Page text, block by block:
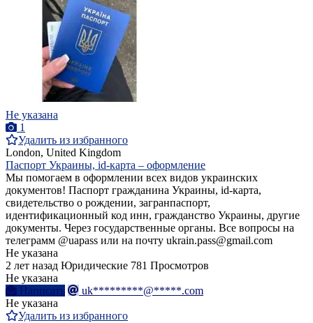
Не указана
1
Удалить из избранного
London, United Kingdom
Паспорт Украины, id-карта – оформление
Мы помогаем в оформлении всех видов украинских
документов! Паспорт гражданина Украины, id-карта,
свидетельство о рождении, загранпаспорт,
идентификационный код инн, гражданство Украины, другие
документы. Через государственные органы. Все вопросы на
телеграмм @uapass или на почту ukrain.pass@gmail.com
Не указана
2 лет назад Юридические 781 Просмотров
Не указана
Написать
uk*********@*****.com
Не указана
Удалить из избранного